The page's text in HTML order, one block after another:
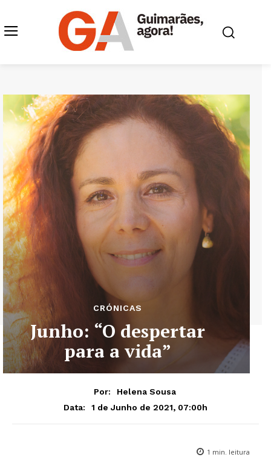
CRÓNICAS
Junho: “O despertar
para a vida”
Por:
Helena Sousa
Data:
1 de Junho de 2021, 07:00h
1 min. leitura